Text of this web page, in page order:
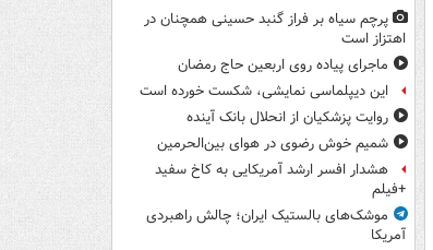
پرچم سیاه بر فراز گنبد حسینی همچنان در
اهتزاز است
ماجرای پیاده روی اربعین حاج رمضان
این دیپلماسی نمایشی، شکست خورده است
روایت پزشکیان از انحلال بانک آینده
شمیم خوش رضوی در هوای بین‌الحرمین
هشدار افسر ارشد آمریکایی به کاخ سفید
+فیلم
موشک‌های بالستیک ایران؛ چالش راهبردی
آمریکا